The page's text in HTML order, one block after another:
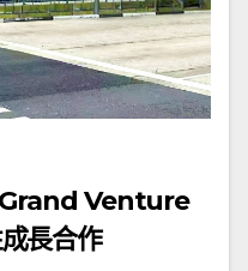
Venture
長合作